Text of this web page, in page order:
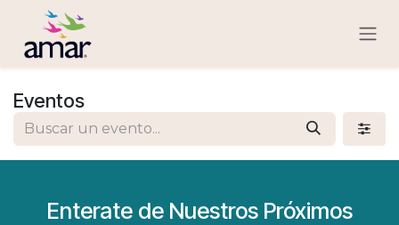
Ir al contenido
Eventos
Enterate de Nuestros Próximos